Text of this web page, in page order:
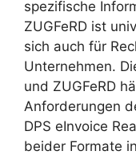
spezifische
ZUGFeRD ist
sich auch für
Unternehmen.
und ZUGFeRD
Anforderungen
DPS eInvoice
beider Formate